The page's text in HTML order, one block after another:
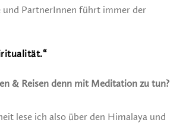
und PartnerInnen führt immer der
& Reisen denn mit Meditation zu tun?
lese ich also über den Himalaya und